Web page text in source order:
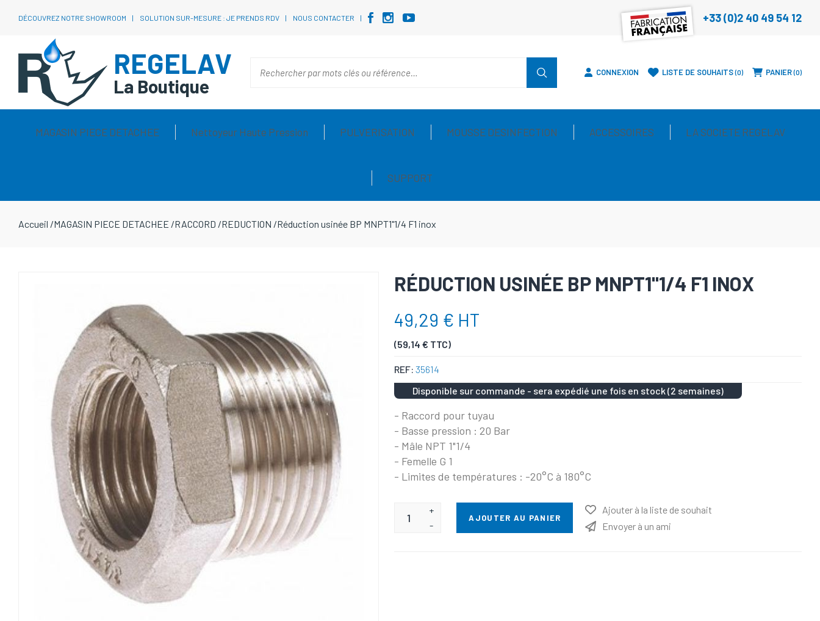
DÉCOUVREZ NOTRE SHOWROOM SOLUTION SUR-MESURE : JE PRENDS RDV NOUS CONTACTER +33 (0)2 40 49 54 12
REGELAV
La Boutique
CONNEXION LISTE DE SOUHAITS 0 PANIER 0
MAGASIN PIECE DETACHEE Nettoyeur Haute Pression PULVERISATION MOUSSE DESINFECTION ACCESSOIRES LA SOCIETE REGELAV
SUPPORT
Accueil /MAGASIN PIECE DETACHEE /RACCORD /REDUCTION /Réduction usinée BP MNPT1"1/4 F1 inox
RÉDUCTION USINÉE BP MNPT1"1/4 F1 INOX
49,29 € HT
(59,14 € TTC)
REF: 35614
Disponible sur commande - sera expédié une fois en stock (2 semaines)
- Raccord pour tuyau
- Basse pression : 20 Bar
- Mâle NPT 1"1/4
- Femelle G 1
- Limites de températures : -20°C à 180°C
+
-
AJOUTER AU PANIER
Ajouter à la liste de souhait
Envoyer à un ami